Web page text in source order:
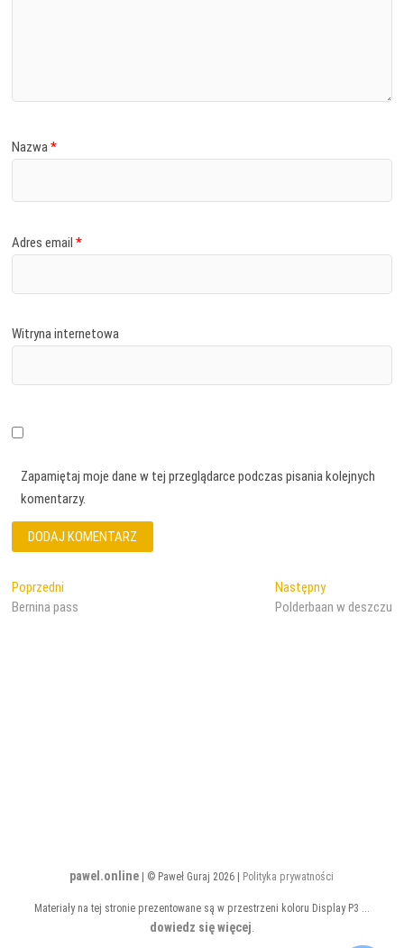
Nazwa*
Adres email*
Witryna internetowa
Zapamiętaj moje dane w tej przeglądarce podczas pisania kolejnych
komentarzy.
Nawigacja
wpisu
Poprzedni
wpis:
Bernina pass
NastępnyNastępny
wpis:
Polderbaan w deszczu
pawel.online | © Paweł Guraj 2026 | Polityka prywatności
Materiały na tej stronie prezentowane są w przestrzeni koloru Display P3 ...
dowiedz się więcej